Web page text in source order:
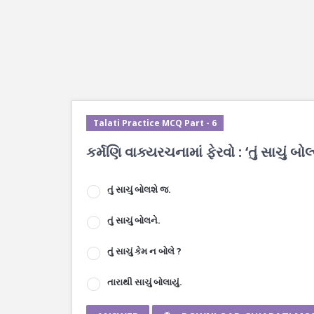
Talati Practice MCQ Part - 6
કર્મણિ વાક્યરચનામાં ફેરવો : ‘તું સાચું
તું સાચું બોલશે જ.
તું સાચું બોલને.
તું સાચું કેમ ન બોલે ?
તારાથી સાચું બોલાયું.